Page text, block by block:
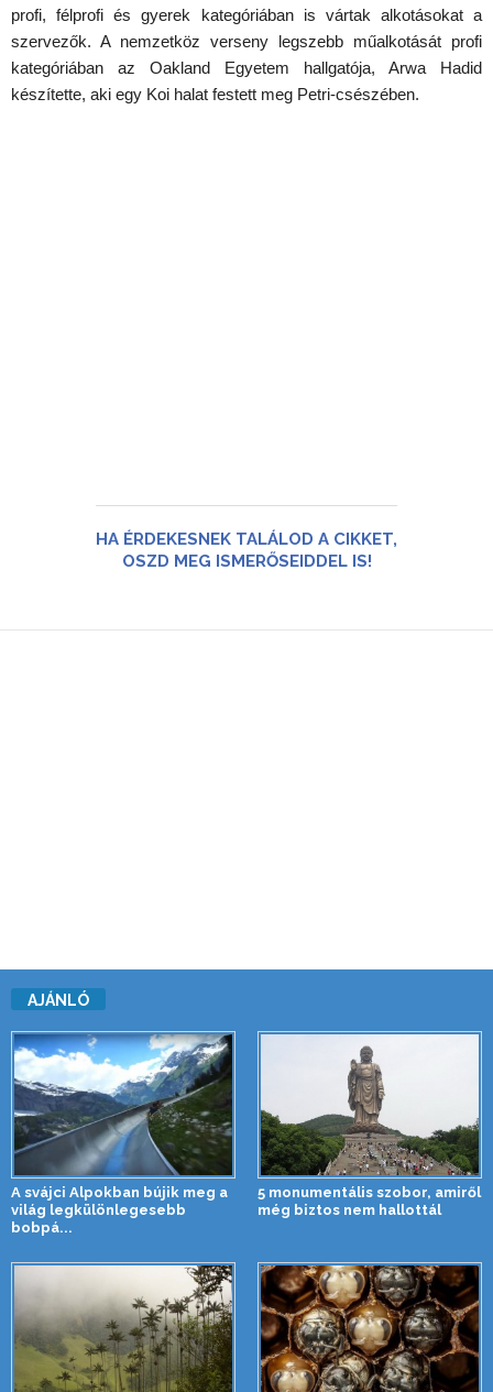
profi, félprofi és gyerek kategóriában is vártak alkotásokat a
szervezők. A nemzetköz verseny legszebb műalkotását profi
kategóriában az Oakland Egyetem hallgatója, Arwa Hadid
készítette, aki egy Koi halat festett meg Petri-csészében.
HA ÉRDEKESNEK TALÁLOD A CIKKET,
OSZD MEG ISMERŐSEIDDEL IS!
AJÁNLÓ
A svájci Alpokban bújik meg a
világ legkülönlegesebb
bobpá...
5 monumentális szobor, amiről
még biztos nem hallottál